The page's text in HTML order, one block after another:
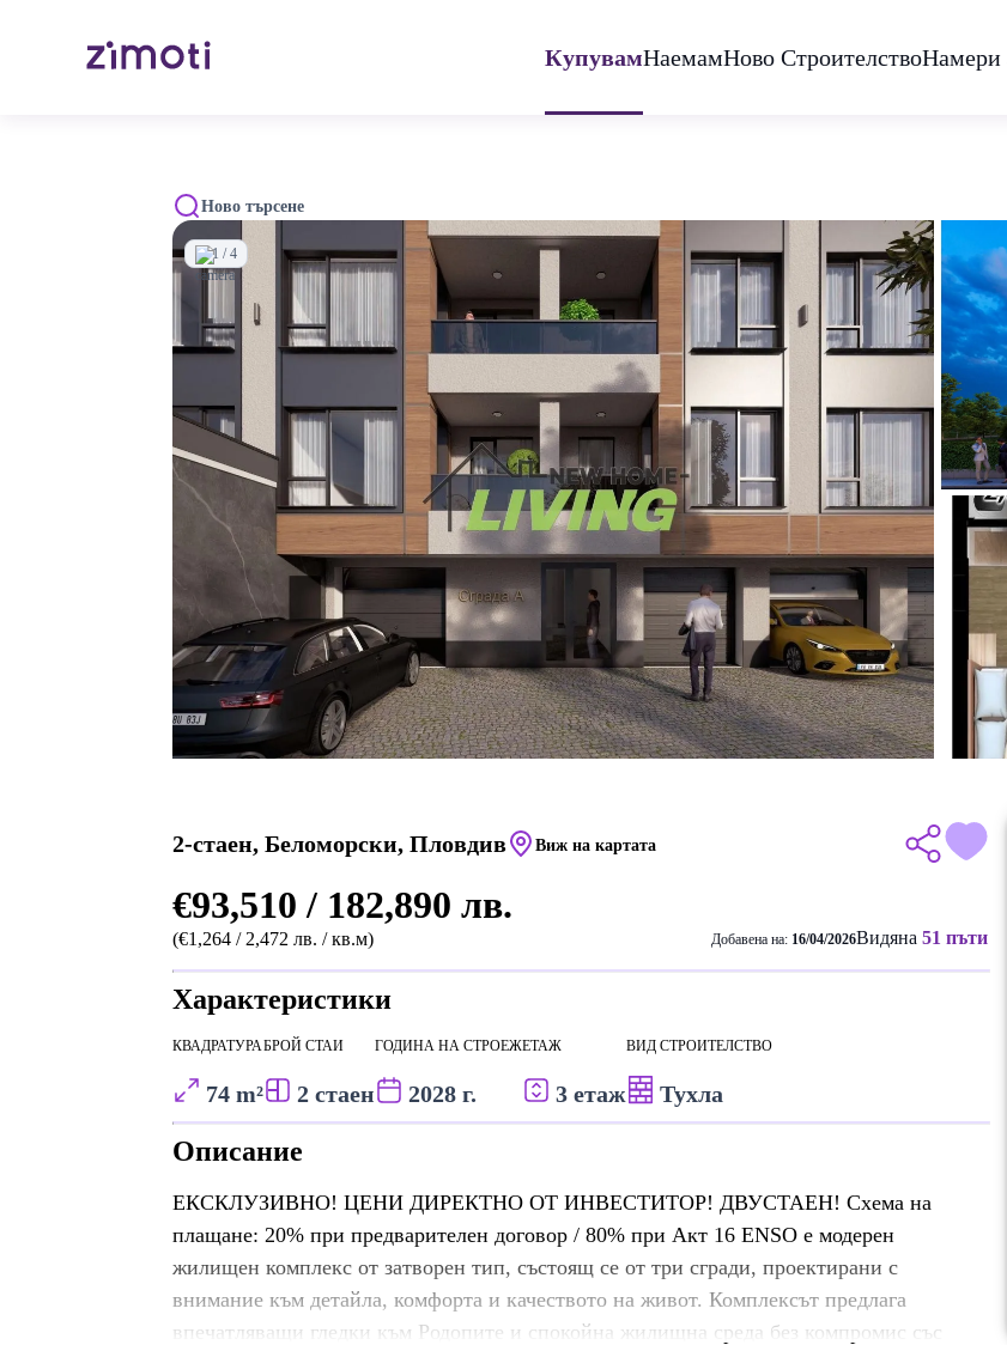
КупувамНаемамНово СтроителствоНамери
Ново търсене
1 / 4
2-стаен, Беломорски, Пловдив Виж на картата
€93,510 / 182,890 лв.
(€1,264 / 2,472 лв. / кв.м) Добавена на: 16/04/2026Видяна 51 пъти
Характеристики
КВАДРАТУРА
74 m²
БРОЙ СТАИ
2 стаен
ГОДИНА НА СТРОЕЖ
2028 г.
ЕТАЖ
3 етаж
ВИД СТРОИТЕЛСТВО
Тухла
Описание
ЕКСКЛУЗИВНО! ЦЕНИ ДИРЕКТНО ОТ ИНВЕСТИТОР! ДВУСТАЕН! Схема на
плащане: 20% при предварителен договор / 80% при Акт 16 ENSO е модерен
жилищен комплекс от затворен тип, състоящ се от три сгради, проектирани с
внимание към детайла, комфорта и качеството на живот. Комплексът предлага
впечатляващи гледки към Родопите и спокойна жилищна среда без компромис със